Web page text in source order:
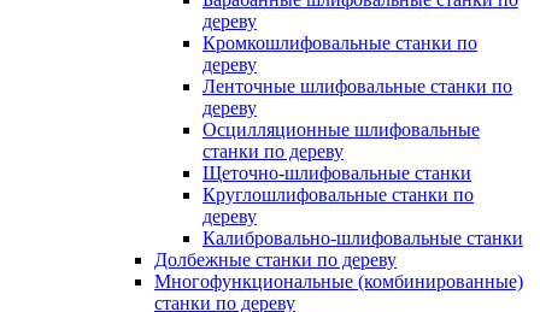
дереву
Кромкошлифовальные станки по
дереву
Ленточные шлифовальные станки по
дереву
Осцилляционные шлифовальные
станки по дереву
Щеточно-шлифовальные станки
Круглошлифовальные станки по
дереву
Калибровально-шлифовальные станки
Долбежные станки по дереву
Многофункциональные (комбинированные)
станки по дереву